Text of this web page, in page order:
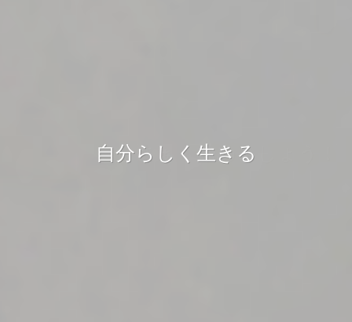
自分らしく生きる
さぁ 始めましょう！
自分らしく生きる